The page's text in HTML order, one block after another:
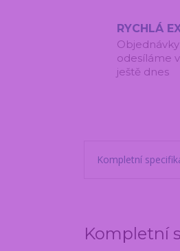
RYCHLÁ
Objednávky
odesíláme
ještě dnes
Kompletní
Kompletní